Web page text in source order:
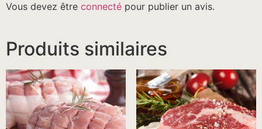
Vous devez être connecté pour publier un avis.
Produits similaires